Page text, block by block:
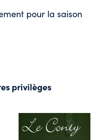
pour la saison
privilèges